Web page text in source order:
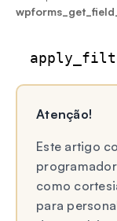
Atenção!
Este artigo
como
para